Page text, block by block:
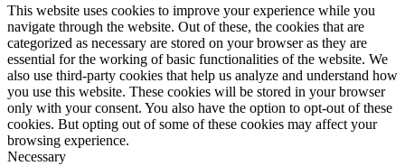
This website uses cookies to improve your experience while you
navigate through the website. Out of these, the cookies that are
categorized as necessary are stored on your browser as they are
essential for the working of basic functionalities of the website. We
also use third-party cookies that help us analyze and understand how
you use this website. These cookies will be stored in your browser
only with your consent. You also have the option to opt-out of these
cookies. But opting out of some of these cookies may affect your
browsing experience.
Necessary